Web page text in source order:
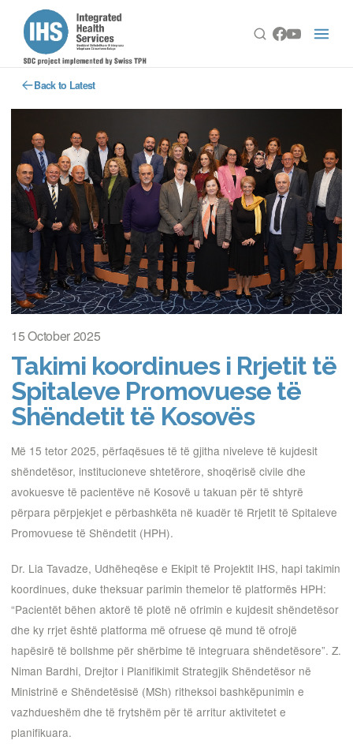
Back to Latest
15 October 2025
Takimi koordinues i Rrjetit të
Spitaleve Promovuese të
Shëndetit të Kosovës
Më 15 tetor 2025, përfaqësues të të gjitha niveleve të kujdesit
shëndetësor, institucioneve shtetërore, shoqërisë civile dhe
avokuesve të pacientëve në Kosovë u takuan për të shtyrë
përpara përpjekjet e përbashkëta në kuadër të Rrjetit të Spitaleve
Promovuese të Shëndetit (HPH).
Dr. Lia Tavadze, Udhëheqëse e Ekipit të Projektit IHS, hapi takimin
koordinues, duke theksuar parimin themelor të platformës HPH:
“Pacientët bëhen aktorë të plotë në ofrimin e kujdesit shëndetësor
dhe ky rrjet është platforma më ofruese që mund të ofrojë
hapësirë të bollshme për shërbime të integruara shëndetësore”. Z.
Niman Bardhi, Drejtor i Planifikimit Strategjik Shëndetësor në
Ministrinë e Shëndetësisë (MSh) ritheksoi bashkëpunimin e
vazhdueshëm dhe të frytshëm për të arritur aktivitetet e
planifikuara.